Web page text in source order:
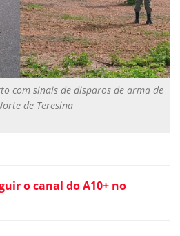
com sinais de disparos de arma de
de Teresina
o canal do A10+ no